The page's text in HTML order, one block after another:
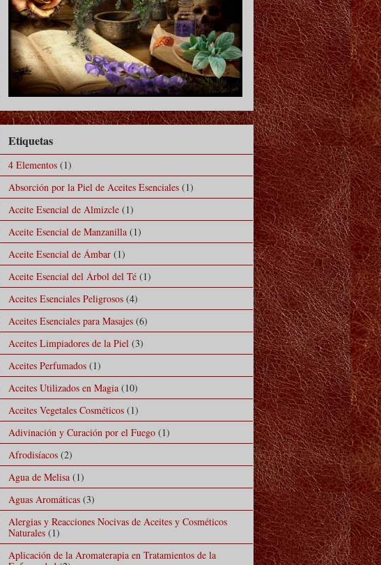
Etiquetas
4 Elementos (1)
Absorción por la Piel de Aceites Esenciales (1)
Aceite Esencial de Almizcle (1)
Aceite Esencial de Manzanilla (1)
Aceite Esencial de Ámbar (1)
Aceite Esencial del Árbol del Té (1)
Aceites Esenciales Peligrosos (4)
Aceites Esenciales para Masajes (6)
Aceites Limpiadores de la Piel (3)
Aceites Perfumados (1)
Aceites Utilizados en Magia (10)
Aceites Vegetales Cosméticos (1)
Adivinación y Curación por el Fuego (1)
Afrodisíacos (2)
Agua de Melisa (1)
Aguas Aromáticas (3)
Alergias y Reacciones Nocivas de Aceites y Cosméticos
Naturales (1)
Aplicación de la Aromaterapia en Tratamientos de la